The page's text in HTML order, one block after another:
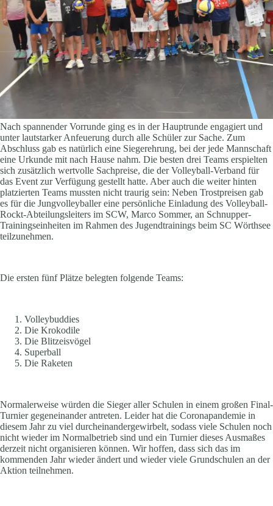
Nach spannender Vorrunde ging es in der Hauptrunde engagiert und
unter lautstarker Anfeuerung durch alle Schüler zur Sache. Zum
Abschluss gab es natürlich eine Siegerehrung, bei der jede Mannschaft
eine Urkunde mit nach Hause nahm. Die besten drei Teams erspielten
sich zusätzlich wertvolle Sachpreise, die der Volleyball-Verband für
das Event zur Verfügung gestellt hatte. Aber auch die weiter hinten
platzierten Teams mussten nicht traurig sein: Neben Trostpreisen gab
es für die Jungvolleyballer eine persönliche Einladung des Volleyball-
Rockt-Abteilungsleiters im SCW, Marco Sommer, an Schnupper-
Trainingseinheiten im Rahmen des Jugendtrainings beim SC Wörthsee
teilzunehmen.
Die ersten fünf Plätze belegten folgende Teams:
Volleybuddies
Die Krokodile
Die Blitzeisvögel
Superball
Die Raketen
Normalerweise würden die Sieger aller Schulen in einem großen Final-
Turnier gegeneinander antreten. Leider hat die Coronapandemie in
diesem Jahr zu viel durcheinandergewirbelt, sodass viele Schulen noch
nicht wieder im Normalbetrieb sind und ein Turnier dieses Ausmaßes
derzeit nicht organisieren können. Wir hoffen, dass sich das im
kommenden Jahr wieder ändert und wieder viele Grundschulen an der
Aktion teilnehmen.